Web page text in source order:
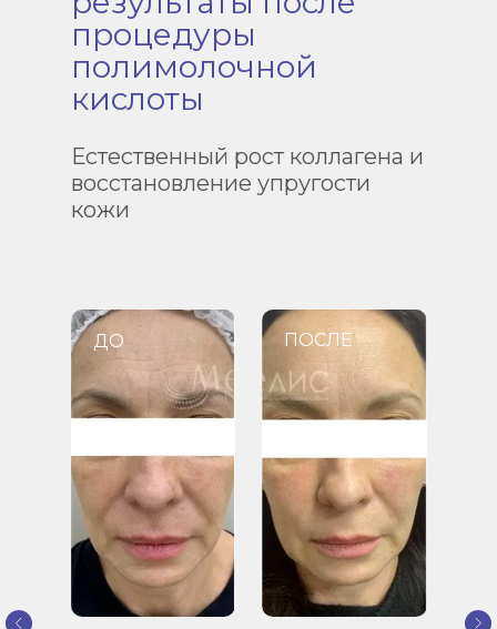
Естественный рост коллагена и
восстановление упругости
кожи
процедуры
полимолочной
кислоты
ДО ПОСЛЕ